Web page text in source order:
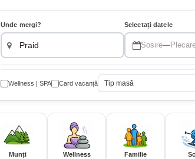
Unde mergi? Selectați datele
Sosire—
Wellness | SPA Card vacanță Tip masă
Munți Wellness Familie